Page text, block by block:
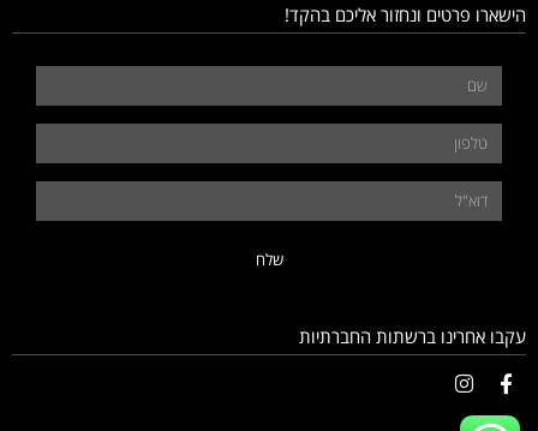
הישארו פרטים ונחזור אליכם בהקד!
שלח
עקבו אחרינו ברשתות החברתיות